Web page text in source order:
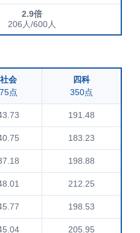
2.9倍
206人/600人
社会
75点
四科
350点
191.48
183.23
198.88
212.25
198.53
205.95